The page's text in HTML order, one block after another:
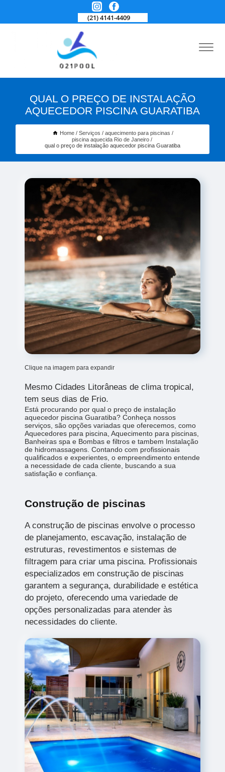
(21) 4141-4409
QUAL O PREÇO DE INSTALAÇÃO
AQUECEDOR PISCINA GUARATIBA
Home Serviços
aquecimento para piscinas
piscina aquecida Rio de Janeiro
qual o preço de instalação aquecedor piscina Guaratiba
Clique na imagem para expandir
Mesmo Cidades Litorâneas de clima tropical,
tem seus dias de Frio.
Está procurando por qual o preço de instalação
aquecedor piscina Guaratiba? Conheça nossos
serviços, são opções variadas que oferecemos, como
Aquecedores para piscina, Aquecimento para piscinas,
Banheiras spa e Bombas e filtros e tambem Instalação
de hidromassagens. Contando com profissionais
qualificados e experientes, o empreendimento entende
a necessidade de cada cliente, buscando a sua
satisfação e confiança.
Construção de piscinas
A construção de piscinas envolve o processo
de planejamento, escavação, instalação de
estruturas, revestimentos e sistemas de
filtragem para criar uma piscina. Profissionais
especializados em construção de piscinas
garantem a segurança, durabilidade e estética
do projeto, oferecendo uma variedade de
opções personalizadas para atender às
necessidades do cliente.